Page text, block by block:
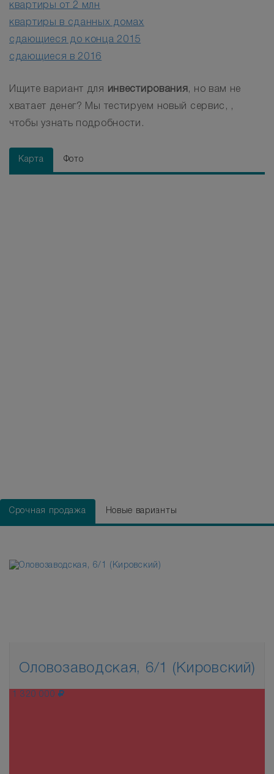
квартиры от 2 млн
квартиры в сданных домах
сдающиеся до конца 2015
сдающиеся в 2016
Ищите вариант для инвестирования , но вам не
хватает денег? Мы тестируем новый сервис, ,
чтобы узнать подробности.
Карта Фото
Срочная продажа Новые варианты
Оловозаводская, 6/1 (Кировский)
1 320 000